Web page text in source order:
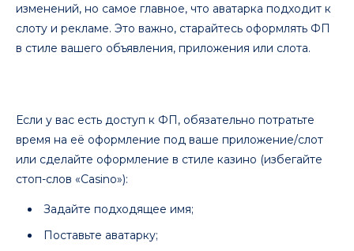
изменений, но самое главное, что аватарка подходит к
слоту и рекламе. Это важно, старайтесь оформлять ФП
в стиле вашего объявления, приложения или слота.
Если у вас есть доступ к ФП, обязательно потратьте
время на её оформление под ваше приложение/слот
или сделайте оформление в стиле казино (избегайте
стоп-слов «Casino»):
Задайте подходящее имя;
Поставьте аватарку;